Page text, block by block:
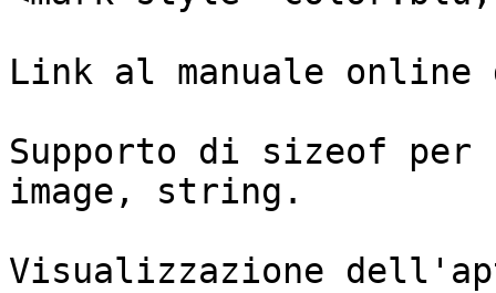
Link al manuale
Supporto di sizeof
image, string.
Visualizzazione